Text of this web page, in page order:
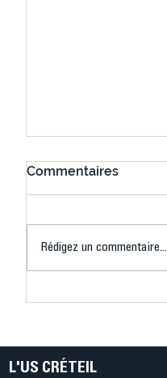
Aurevoir Tokyo !
Commentaires
Rédigez un commentaire...
L'US CRÉTEIL